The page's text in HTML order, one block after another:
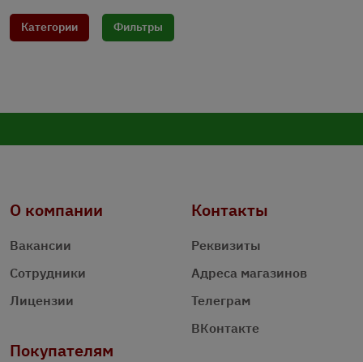
Категории Фильтры
О компании
Вакансии
Сотрудники
Лицензии
Контакты
Реквизиты
Адреса магазинов
Телеграм
ВКонтакте
Покупателям